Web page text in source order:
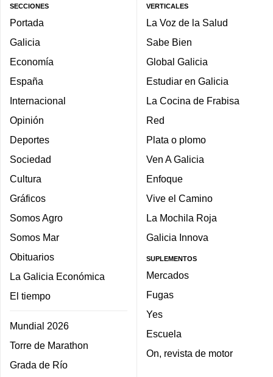
SECCIONES
Portada
Galicia
Economía
España
Internacional
Opinión
Deportes
Sociedad
Cultura
Gráficos
Somos Agro
Somos Mar
Obituarios
La Galicia Económica
El tiempo
Mundial 2026
Torre de Marathon
Grada de Río
VERTICALES
La Voz de la Salud
Sabe Bien
Global Galicia
Estudiar en Galicia
La Cocina de Frabisa
Red
Plata o plomo
Ven A Galicia
Enfoque
Vive el Camino
La Mochila Roja
Galicia Innova
SUPLEMENTOS
Mercados
Fugas
Yes
Escuela
On, revista de motor